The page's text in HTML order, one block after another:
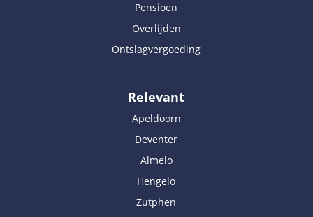
Pensioen
Overlijden
Ontslagvergoeding
Relevant
Apeldoorn
Deventer
Almelo
Hengelo
Zutphen